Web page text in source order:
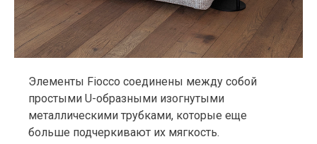
Элементы Fiocco соединены между собой
простыми U-образными изогнутыми
металлическими трубками, которые еще
больше подчеркивают их мягкость.